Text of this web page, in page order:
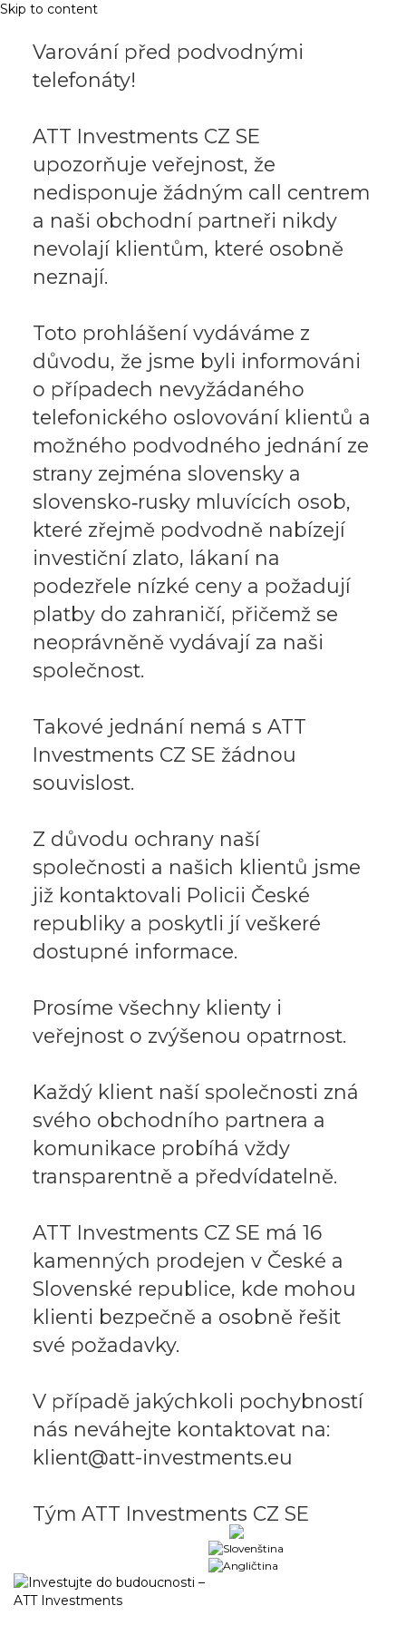
Skip to content
Varování před podvodnými
telefonáty!
ATT Investments CZ SE
upozorňuje veřejnost, že
nedisponuje žádným call centrem
a naši obchodní partneři nikdy
nevolají klientům, které osobně
neznají.
Toto prohlášení vydáváme z
důvodu, že jsme byli informováni
o případech nevyžádaného
telefonického oslovování klientů a
možného podvodného jednání ze
strany zejména slovensky a
slovensko‑rusky mluvících osob,
které zřejmě podvodně nabízejí
investiční zlato, lákaní na
podezřele nízké ceny a požadují
platby do zahraničí, přičemž se
neoprávněně vydávají za naši
společnost.
Takové jednání nemá s ATT
Investments CZ SE žádnou
souvislost.
Z důvodu ochrany naší
společnosti a našich klientů jsme
již kontaktovali Policii České
republiky a poskytli jí veškeré
dostupné informace.
Prosíme všechny klienty i
veřejnost o zvýšenou opatrnost.
Každý klient naší společnosti zná
svého obchodního partnera a
komunikace probíhá vždy
transparentně a předvídatelně.
ATT Investments CZ SE má 16
kamenných prodejen v České a
Slovenské republice, kde mohou
klienti bezpečně a osobně řešit
své požadavky.
V případě jakýchkoli pochybností
nás neváhejte kontaktovat na:
klient@att-investments.eu
Tým ATT Investments CZ SE